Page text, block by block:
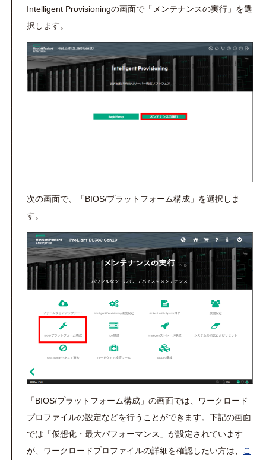
Intelligent Provisioningの画面で「メンテナンスの実行」を選
択します。
次の画面で、「BIOS/プラットフォーム構成」を選択しま
す。
「BIOS/プラットフォーム構成」の画面では、ワークロード
プロファイルの設定などを行うことができます。下記の画面
では「仮想化・最大パフォーマンス」が設定されています
が、ワークロードプロファイルの詳細を確認したい方は、
こ